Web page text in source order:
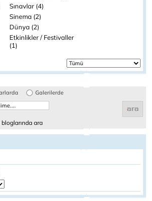
Sınavlar (4)
Sinema (2)
Dünya (2)
Etkinlikler / Festivaller
(1)
Galerilerde
ara